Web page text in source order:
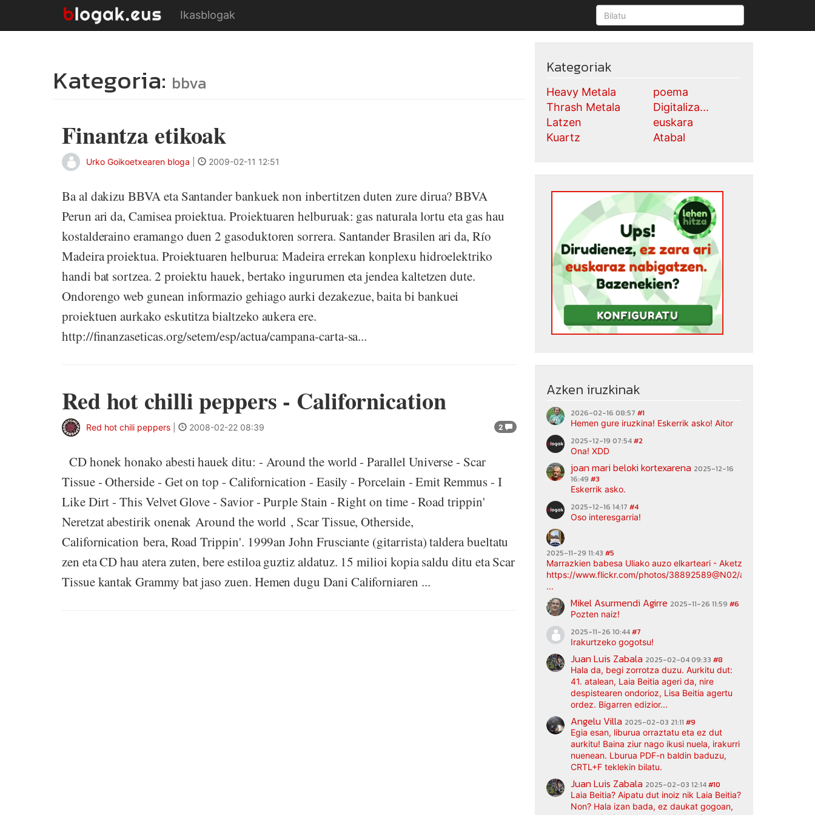
Ikasblogak
Kategoria: bbva
Finantza etikoak
Urko Goikoetxearen bloga 2009-02-11 12:51
Ba al dakizu BBVA eta Santander bankuek non inbertitzen duten zure dirua? BBVA
Perun ari da, Camisea proiektua. Proiektuaren helburuak: gas naturala lortu eta gas hau
kostalderaino eramango duen 2 gasoduktoren sorrera. Santander Brasilen ari da, Río
Madeira proiektua. Proiektuaren helburua: Madeira errekan konplexu hidroelektriko
handi bat sortzea. 2 proiektu hauek, bertako ingurumen eta jendea kaltetzen dute.
Ondorengo web gunean informazio gehiago aurki dezakezue, baita bi bankuei
proiektuen aurkako eskutitza bialtzeko aukera ere.
http://finanzaseticas.org/setem/esp/actua/campana-carta-sa...
Red hot chilli peppers - Californication
2
Red hot chili peppers 2008-02-22 08:39
CD honek honako abesti hauek ditu: - Around the world - Parallel Universe - Scar
Tissue - Otherside - Get on top - Californication - Easily - Porcelain - Emit Remmus - I
Like Dirt - This Velvet Glove - Savior - Purple Stain - Right on time - Road trippin'
Neretzat abestirik onenak Around the world , Scar Tissue, Otherside,
Californication bera, Road Trippin'. 1999an John Frusciante (gitarrista) taldera bueltatu
zen eta CD hau atera zuten, bere estiloa guztiz aldatuz. 15 milioi kopia saldu ditu eta Scar
Tissue kantak Grammy bat jaso zuen. Hemen dugu Dani Californiaren ...
Kategoriak
Heavy Metala
Thrash Metala
Latzen
Kuartz
poema
Digitaliza...
euskara
Atabal
Azken iruzkinak
2026-02-16 08:57 #1
Hemen gure iruzkina! Eskerrik asko! Aitor
2025-12-19 07:54#2
Ona! XDD
joan mari beloki kortexarena 2025-12-16
16:49 #3
Eskerrik asko.
2025-12-16 14:17 #4
Oso interesgarria!
2025-11-29 11:43 #5
Marrazkien babesa Uliako auzo elkarteari - Aketz etxea (argazki
https://www.flickr.com/photos/38892589@N02/albums/
...
Mikel Asurmendi Agirre 2025-11-26 11:59 #6
Pozten naiz!
2025-11-26 10:44#7
Irakurtzeko gogotsu!
Juan Luis Zabala 2025-02-04 09:33 #8
Hala da, begi zorrotza duzu. Aurkitu dut:
41. atalean, Laia Beitia ageri da, nire
despistearen ondorioz, Lisa Beitia agertu
ordez. Bigarren edizior...
Angelu Villa 2025-02-03 21:11 #9
Egia esan, liburua orraztatu eta ez dut
aurkitu! Baina ziur nago ikusi nuela, irakurri
nuenean. Lburua PDF-n baldin baduzu,
CRTL+F teklekin bilatu.
Juan Luis Zabala 2025-02-03 12:14#10
Laia Beitia? Aipatu dut inoiz nik Laia Beitia?
Non? Hala izan bada, ez daukat gogoan,